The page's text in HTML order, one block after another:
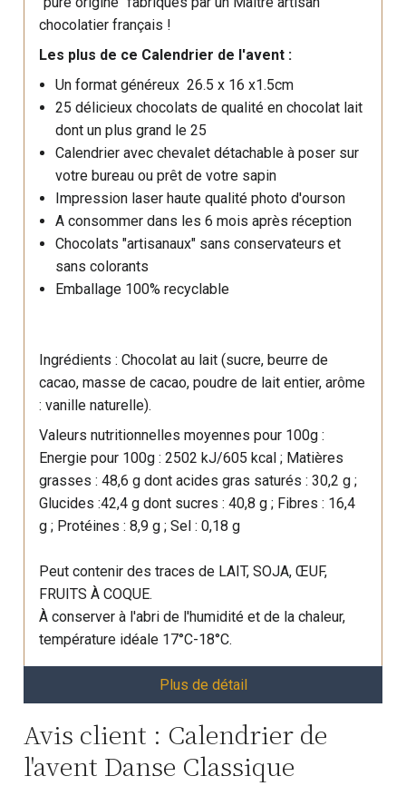
chocolatier français !
Les plus de ce Calendrier de l'avent :
Un format généreux 26.5 x 16 x1.5cm
25 délicieux chocolats de qualité en chocolat lait
dont un plus grand le 25
Calendrier avec chevalet détachable à poser sur
votre bureau ou prêt de votre sapin
Impression laser haute qualité photo d'ourson
A consommer dans les 6 mois après réception
Chocolats "artisanaux" sans conservateurs et
sans colorants
Emballage 100% recyclable
Ingrédients : Chocolat au lait (sucre, beurre de
cacao, masse de cacao, poudre de lait entier, arôme
: vanille naturelle).
Valeurs nutritionnelles moyennes pour 100g :
Energie pour 100g : 2502 kJ/605 kcal ; Matières
grasses : 48,6 g dont acides gras saturés : 30,2 g ;
Glucides :42,4 g dont sucres : 40,8 g ; Fibres : 16,4
g ; Protéines : 8,9 g ; Sel : 0,18 g
Peut contenir des traces de LAIT, SOJA, ŒUF,
FRUITS À COQUE.
À conserver à l'abri de l'humidité et de la chaleur,
température idéale 17°C-18°C.
Plus de détail
Avis client : Calendrier de
l'avent Danse Classique